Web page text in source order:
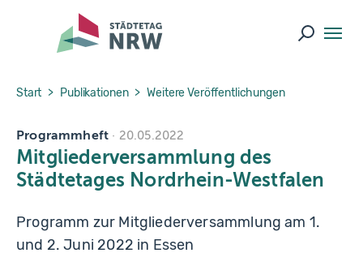
Skip to main navigation
Skip to main content
Skip to page footer
Suche
You are here:
Start Publikationen Weitere Veröffentlichungen
Programmheft 20.05.2022
Mitgliederversammlung des
Städtetages Nordrhein-Westfalen
Programm zur Mitgliederversammlung am 1.
und 2. Juni 2022 in Essen